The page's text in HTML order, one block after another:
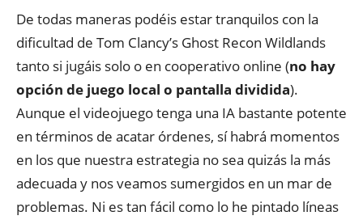
De todas maneras podéis estar tranquilos con la
dificultad de Tom Clancy’s Ghost Recon Wildlands
tanto si jugáis solo o en cooperativo online (no hay
opción de juego local o pantalla dividida).
Aunque el videojuego tenga una IA bastante potente
en términos de acatar órdenes, sí habrá momentos
en los que nuestra estrategia no sea quizás la más
adecuada y nos veamos sumergidos en un mar de
problemas. Ni es tan fácil como lo he pintado líneas